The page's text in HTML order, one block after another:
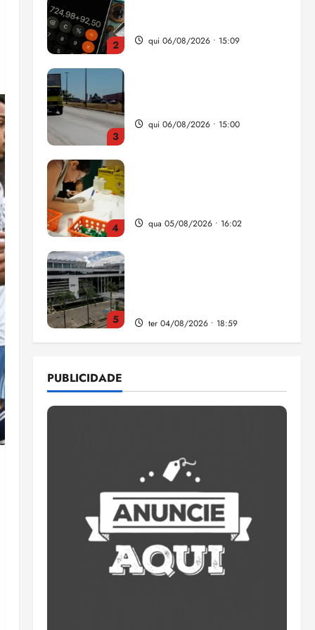
2 qui 06/08/2026 • 15:09
3
qui 06/08/2026 • 15:00
4 qua 05/08/2026 • 16:02
5 ter 04/08/2026 • 18:59
participação
qui 06/08/2026 • 15:18
2
da renda é comprometida
com dívidas
qui 06/08/2026 • 15:09
Entenda o que muda com a
nova Lei do Frete
qui 06/08/2026 • 15:00
PUBLICIDADE